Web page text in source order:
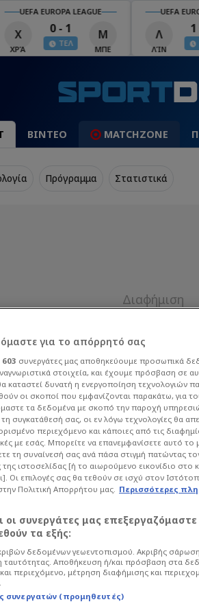
UEFA EUROPA LEAGUE
Χ
ΧΡΆ
0 - 1
ΤΕΛ
Μ
ΜΠΕ
UEFA
Λ
ΛΊΝ
1
ΒΙΝΤΕΟ MATCHZONE
Πρόγραμμα Στατιστικά
για
Μπάσκετ Basket League
στην
για τα προημιτελικά
προκαλώντας έντονη
για το απόρρητό σας
603 συνεργάτες μας αποθηκεύουμε προσωπικά
στοιχεία, και έχουμε πρόσβαση σε
καταστεί δυνατή η ενεργοποίηση τεχνολογιών
οι σκοποί που εμφανίζονται παρακάτω, για
τα δεδομένα με σκοπό την παροχή
συγκατάθεσή σας, οι εν λόγω τεχνολογίες θα
περιεχόμενο και κάποιες από τις
με εσάς. Μπορείτε να επανεμφανίσετε αυτό το
τη συναίνεσή σας ανά πάσα στιγμή πατώντας
ιστοσελίδας [ή το αιωρούμενο εικονίδιο στο
Οι επιλογές σας θα τεθούν σε ισχύ στον
Πολιτική Απορρήτου μας. Περισσότερες
οι συνεργάτες μας
τα εξής:
δεδομένων γεωεντοπισμού. Ακριβής
ταυτότητας. Αποθήκευση ή/και πρόσβαση στα
περιεχόμενο, μέτρηση διαφήμισης και
συνεργατών (προμηθευτές)